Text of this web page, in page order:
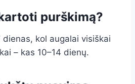
purškimą?
dienas, kol augalai visiškai
– kas 10–14 dienų.